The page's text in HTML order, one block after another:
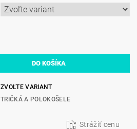
ZVOĽTE VARIANT
TRIČKÁ A POLOKOŠELE
Strážiť cenu